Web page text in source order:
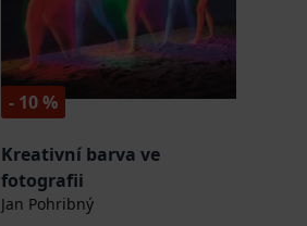
- 10 %
Kreativní barva ve
fotografii
Jan Pohribný